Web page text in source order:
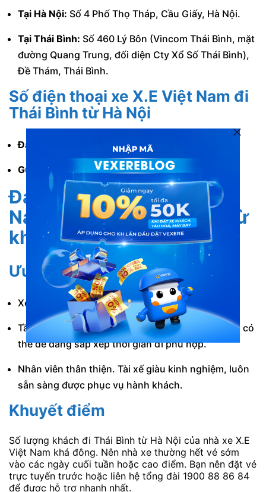
Tại Hà Nội: Số 4 Phố Thọ Tháp, Cầu Giấy, Hà Nội.
Tại Thái Bình: Số 460 Lý Bôn (Vincom Thái Bình, mặt
đường Quang Trung, đối diện Cty Xổ Số Thái Bình),
Đề Thám, Thái Bình.
Số điện thoại xe X.E Việt Nam đi
Thái Bình từ Hà Nội
Đặt vé: 1900 88 86 84.
Gửi hàng: 1900 1731.
Đánh giá nhà xe X.E Việt
Nam Thái Bình về Hà Nội từ
khách hàng
Ưu điểm
Xe mới, trang thiết bị nội thất hiện đại.
Tần suất chuyến liên tục trong ngày. Hành khách có
thể dễ dàng sắp xếp thời gian đi phù hợp.
Nhân viên thân thiện. Tài xế giàu kinh nghiệm, luôn
sẵn sàng được phục vụ hành khách.
Khuyết điểm
Số lượng khách đi Thái Bình từ Hà Nội của nhà xe X.E
Việt Nam khá đông. Nên nhà xe thường hết vé sớm
vào các ngày cuối tuần hoặc cao điểm. Bạn nên đặt vé
trực tuyến trước hoặc liên hệ tổng đài 1900 88 86 84
để được hỗ trợ nhanh nhất.